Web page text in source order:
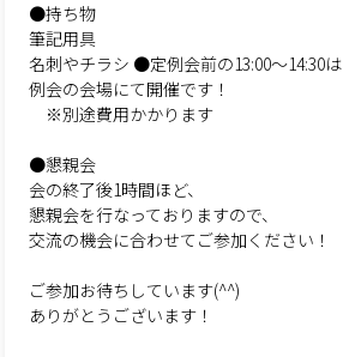
●持ち物
筆記用具
名刺やチラシ ●定例会前の13:00～14:30は
例会の会場にて開催です！
※別途費用かかります
●懇親会
会の終了後1時間ほど、
懇親会を行なっておりますので、
交流の機会に合わせてご参加ください！
ご参加お待ちしています(^^)
ありがとうございます！